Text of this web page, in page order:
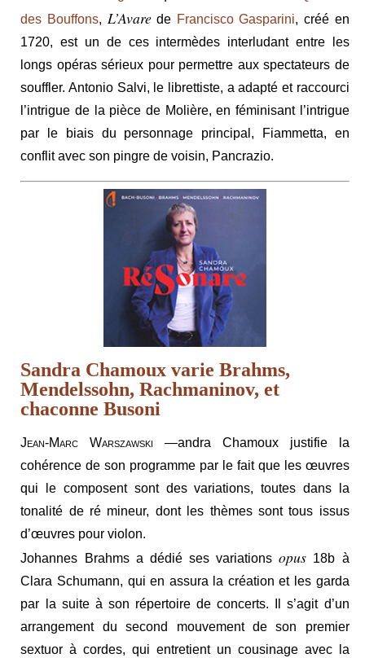
des Bouffons, L’Avarede Francisco Gasparini, créé en
1720, est un de ces intermèdes interludant entre les
longs opéras sérieux pour permettre aux spectateurs de
souffler. Antonio Salvi, le librettiste, a adapté et raccourci
l’intrigue de la pièce de Molière, en féminisant l’intrigue
par le biais du personnage principal, Fiammetta, en
conflit avec son pingre de voisin, Pancrazio.
Sandra Chamoux varie Brahms,
Mendelssohn, Rachmaninov, et
chaconne Busoni
Jean-Marc Warszawski —andra Chamoux justifie la
cohérence de son programme par le fait que les œuvres
qui le composent sont des variations, toutes dans la
tonalité de ré mineur, dont les thèmes sont tous issus
d’œuvres pour violon.
Johannes Brahms a dédié ses variationsopus 18b à
Clara Schumann, qui en assura la création et les garda
par la suite à son répertoire de concerts. Il s’agit d’un
arrangement du second mouvement de son premier
sextuor à cordes, qui entretient un cousinage avec la